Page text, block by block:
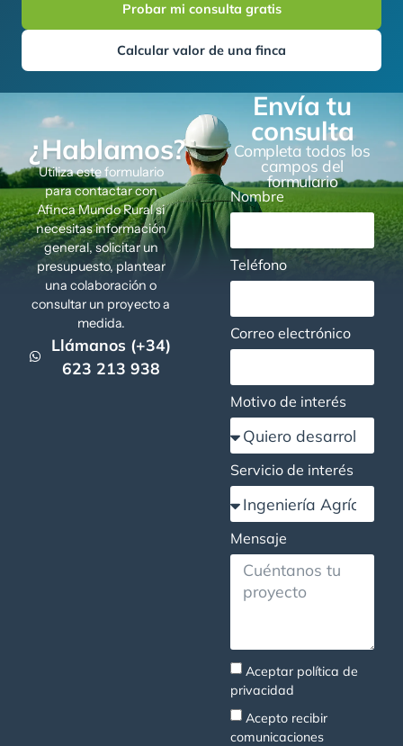
Probar mi consulta gratis
Calcular valor de una finca
¿Hablamos?
Utiliza este formulario
para contactar con
Afinca Mundo Rural si
necesitas información
general, solicitar un
presupuesto, plantear
una colaboración o
consultar un proyecto a
medida.
Llámanos (+34)
623 213 938
Envía tu
consulta
Completa todos los
campos del
formulario
Nombre
Teléfono
Correo electrónico
Motivo de interés
Servicio de interés
Mensaje
Aceptar política de
privacidad
Acepto recibir
comunicaciones